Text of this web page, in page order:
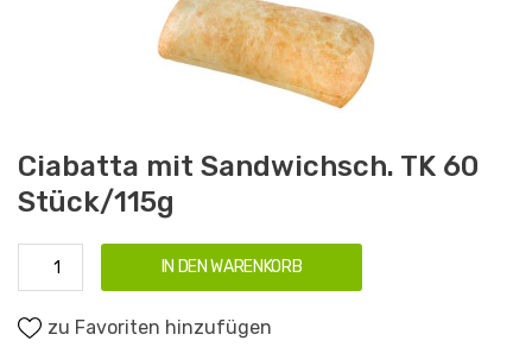
Ciabatta mit Sandwichsch. TK 60
Stück/115g
IN DEN WARENKORB
zu Favoriten hinzufügen